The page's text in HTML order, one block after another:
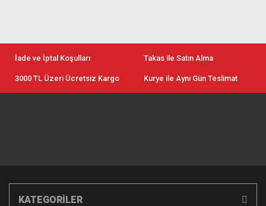
İade ve İptal Koşulları Takas ile Satın Alma
3000 TL Üzeri Ücretsiz Kargo Kurye ile Aynı Gün Teslimat
KATEGORİLER